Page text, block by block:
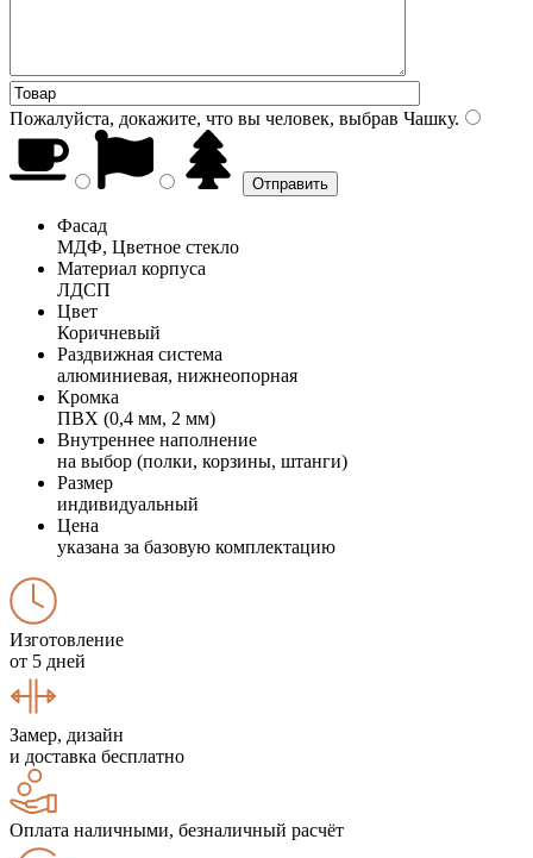
Пожалуйста, докажите, что вы человек, выбрав Чашку.
Фасад
МДФ, Цветное стекло
Материал корпуса
ЛДСП
Цвет
Коричневый
Раздвижная система
алюминиевая, нижнеопорная
Кромка
ПВХ (0,4 мм, 2 мм)
Внутреннее наполнение
на выбор (полки, корзины, штанги)
Размер
индивидуальный
Цена
указана за базовую комплектацию
Изготовление
от 5 дней
Замер, дизайн
и доставка бесплатно
Оплата наличными, безналичный расчёт